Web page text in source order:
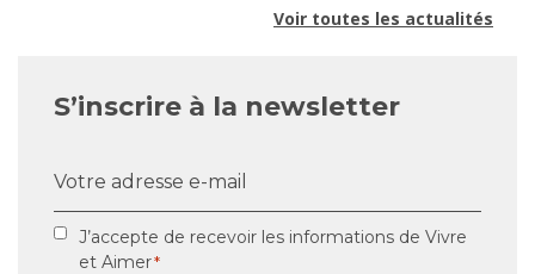
Voir toutes les actualités
S’inscrire à la newsletter
mail
*
RGPD
J’accepte de recevoir les informations de Vivre
et Aimer*